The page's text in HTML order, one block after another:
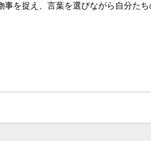
を捉え、言葉を選びながら自分たち